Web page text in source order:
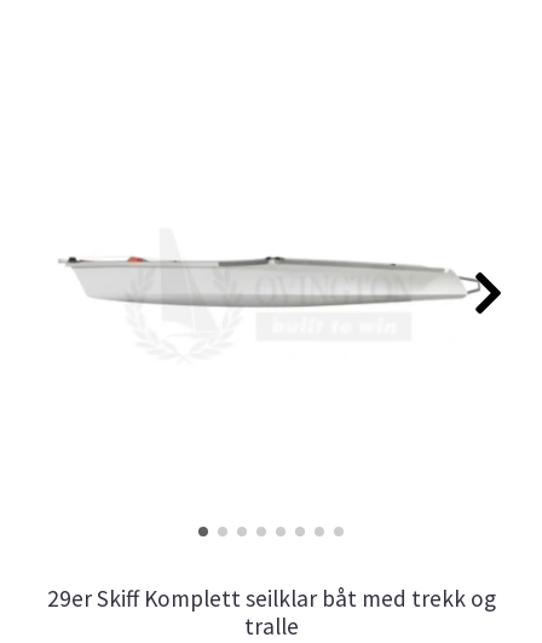
29er Skiff Komplett seilklar båt med trekk og
tralle